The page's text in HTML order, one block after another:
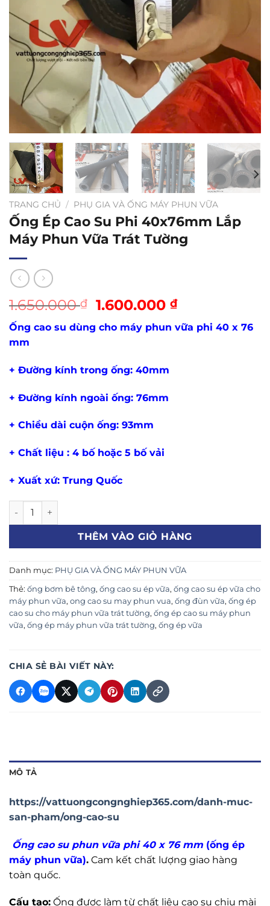
TRANG CHỦ / PHỤ GIA VÀ ỐNG MÁY PHUN VỮA
Ống Ép Cao Su Phi 40x76mm Lắp
Máy Phun Vữa Trát Tường
1.650.000₫
Giá
gốc
là:
1.600.000₫Giá
hiện
tại
Ống cao su dùng cho máy phun vữa phi 40 x 76
mm
+ Đường kính trong ống: 40mm
+ Đường kính ngoài ống: 76mm
+ Chiều dài cuộn ống: 93mm
+ Chất liệu : 4 bố hoặc 5 bố vải
+ Xuất xứ: Trung Quốc
Ống Ép Cao Su Phi 40x76mm Lắp Máy Phun Vữa Trát
THÊM VÀO GIỎ HÀNG
Danh mục: PHỤ GIA VÀ ỐNG MÁY PHUN VỮA
Thẻ: ống bơm bê tông, ống cao su ép vữa, ống cao su ép vữa cho
máy phun vữa, ong cao su may phun vua, ống đùn vữa, ống ép
cao su cho máy phun vữa trát tường, ống ép cao su máy phun
vữa, ống ép máy phun vữa trát tường, ống ép vữa
CHIA SẺ BÀI VIẾT NÀY:
MÔ TẢ
https://vattuongcongnghiep365.com/danh-muc-
san-pham/ong-cao-su
Ống cao su phun vữa phi 40 x 76 mm (ống ép
máy phun vữa). Cam kết chất lượng giao hàng
toàn quốc.
Cấu tạo: Ống được làm từ chất liệu cao su chịu mài